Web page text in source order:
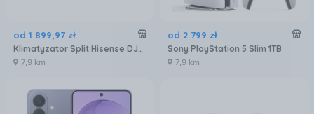
od 1 899,97 zł
Klimatyzator Split Hisense DJ25LE0EG DJ25LE0EW
7,9 km
od 2 799 zł
Sony PlayStation 5 Slim 1TB
7,9 km